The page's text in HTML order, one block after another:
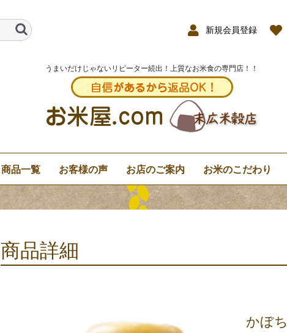
新規会員登録
うまいだけじゃないリピーター続出！上質なお米食の専門店！！
商品一覧 お客様の声 お店のご案内 お米のこだわり
商品詳細
かぼ